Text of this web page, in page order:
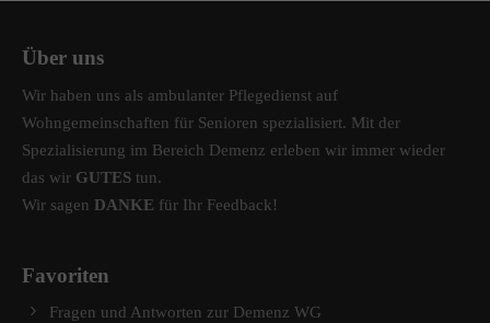
Über uns
Wir haben uns als ambulanter Pflegedienst auf
Wohngemeinschaften für Senioren spezialisiert. Mit der
Spezialisierung im Bereich Demenz erleben wir immer wieder
das wir GUTES tun.
Wir sagen DANKE für Ihr Feedback!
Favoriten
Fragen und Antworten zur Demenz WG